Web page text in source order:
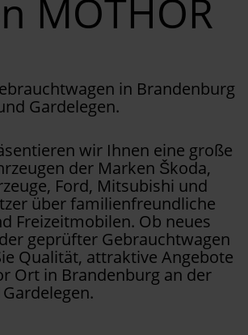
MOTHOR
in Brandenburg
Gardelegen.
wir Ihnen eine große
der Marken Škoda,
Ford, Mitsubishi und
über familienfreundliche
Freizeitmobilen. Ob neues
geprüfter Gebrauchtwagen
Qualität, attraktive Angebote
Ort in Brandenburg an der